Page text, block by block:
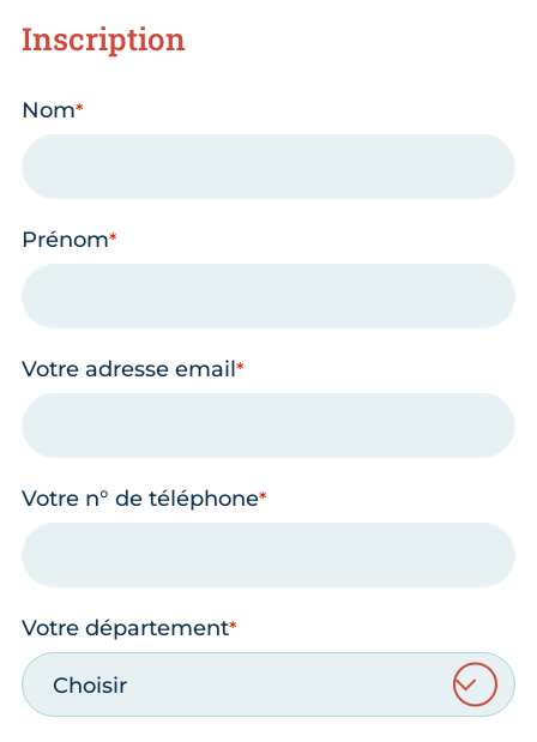
Inscription
Nom
Prénom
Votre adresse email
Votre n° de téléphone
Votre département
Choisir